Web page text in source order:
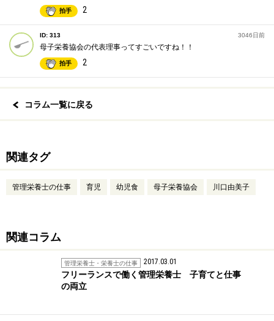
拍手 2
ID: 313 3046日前
母子栄養協会の代表理事ってすごいですね！！
拍手 2
コラム一覧に戻る
関連タグ
管理栄養士の仕事 育児 幼児食 母子栄養協会 川口由美子
関連コラム
管理栄養士・栄養士の仕事 2017.03.01
フリーランスで働く管理栄養士 子育てと仕事
の両立